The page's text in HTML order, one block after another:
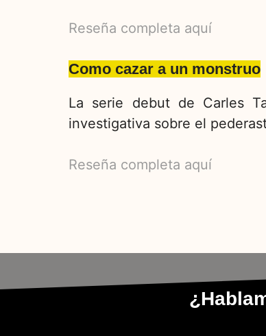
Reseña completa aquí
Como cazar a un monstruo
La serie debut de Carles
investigativa sobre el
Reseña completa aquí